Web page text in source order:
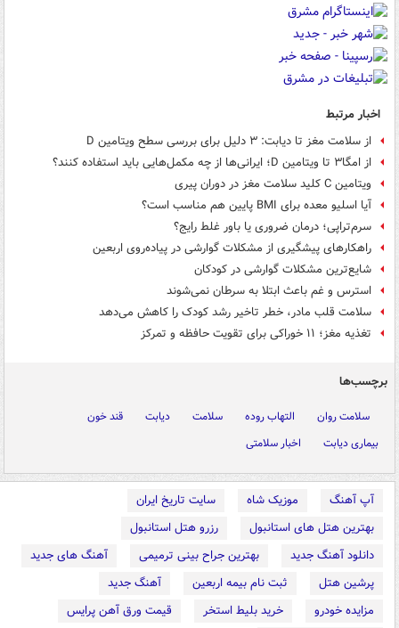
اخبار مرتبط
از سلامت مغز تا دیابت: ۳ دلیل برای بررسی سطح ویتامین D
از امگا۳ تا ویتامین D؛ ایرانی‌ها از چه مکمل‌هایی باید استفاده کنند؟
ویتامین C کلید سلامت مغز در دوران پیری
آیا اسلیو معده برای BMI پایین هم مناسب است؟
سرم‌تراپی؛ درمان ضروری یا باور غلط رایج؟
راهکارهای پیشگیری از مشکلات گوارشی در پیاده‌روی اربعین
شایع‌ترین مشکلات گوارشی در کودکان
استرس و غم باعث ابتلا به سرطان نمی‌شوند
سلامت قلب مادر، خطر تاخیر رشد کودک را کاهش می‌دهد
تغذیه مغز؛ ۱۱ خوراکی برای تقویت حافظه و تمرکز
برچسب‌ها
سلامت روان التهاب روده سلامت دیابت
قند خون
بیماری دیابت
اخبار سلامتی
آپ آهنگ موزیک شاه
سایت تاریخ ایران
بهترین هتل های استانبول
رزرو هتل استانبول
دانلود آهنگ جدید
بهترین جراح بینی ترمیمی
آهنگ های جدید
پرشین هتل
ثبت نام بیمه اربعین
آهنگ جدید
مزایده خودرو
خرید بلیط استخر
قیمت ورق آهن پرایس